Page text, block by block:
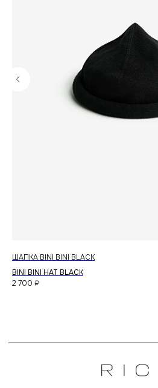
ШАПКА BINI BINI BLACK
BINI BINI HAT BLACK
2 700 ₽
© 2026 RICE WEAR
публичная оферта
контакты
telegram
создание сайта